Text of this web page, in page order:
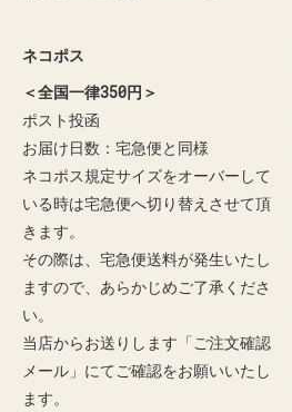
ネコポス
＜全国一律350円＞
ポスト投函
お届け日数：宅急便と同様
ネコポス規定サイズをオーバーして
いる時は宅急便へ切り替えさせて頂
きます。
その際は、宅急便送料が発生いたし
ますので、あらかじめご了承くださ
い。
当店からお送りします「ご注文確認
メール」にてご確認をお願いいたし
ます。